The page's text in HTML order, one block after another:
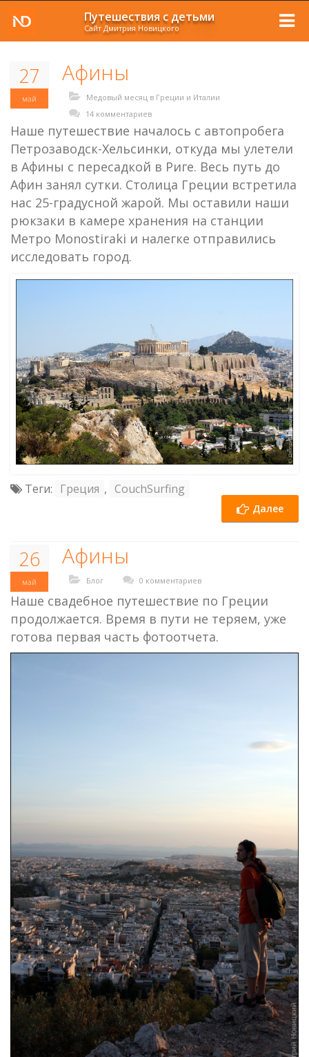
Путешествия с детьми
Сайт Дмитрия Новицкого
27
май
Афины
Медовый месяц в Греции и Италии
14 комментариев
Наше путешествие началось с автопробега
Петрозаводск-Хельсинки, откуда мы улетели
в Афины с пересадкой в Риге. Весь путь до
Афин занял сутки. Столица Греции встретила
нас 25-градусной жарой. Мы оставили наши
рюкзаки в камере хранения на станции
Метро Monostiraki и налегке отправились
исследовать город.
Теги: Греция , CouchSurfing
Далее
26
май
Афины
Блог 0 комментариев
Наше свадебное путешествие по Греции
продолжается. Время в пути не теряем, уже
готова первая часть фотоотчета.